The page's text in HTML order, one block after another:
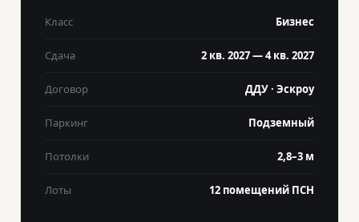
Класс Бизнес
Сдача 2 кв. 2027 — 4 кв. 2027
Договор ДДУ · Эскроу
Паркинг Подземный
Потолки 2,8–3 м
Лоты 12 помещений ПСН